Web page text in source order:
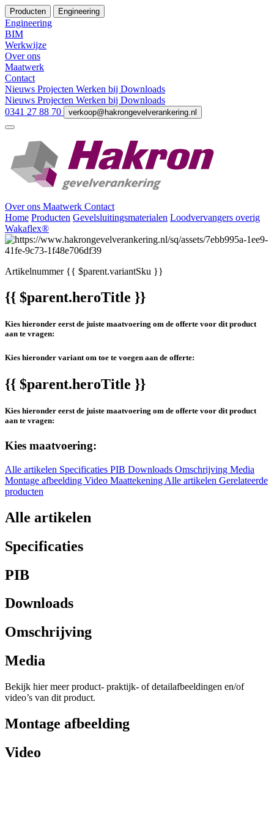
Producten Engineering
Engineering
BIM
Werkwijze
Over ons
Maatwerk
Contact
Nieuws Projecten Werken bij Downloads
Nieuws Projecten Werken bij Downloads
0341 27 88 70
verkoop@hakrongevelverankering.nl
Over ons Maatwerk Contact
Home Producten Gevelsluitingsmaterialen Loodvervangers overig
Wakaflex®
Artikelnummer{{ $parent.variantSku }}
{{ $parent.heroTitle }}
Kies hieronder eerst de juiste maatvoering om de offerte voor dit product
aan te vragen:
Kies hieronder variant om toe te voegen aan de offerte:
{{ $parent.heroTitle }}
Kies hieronder eerst de juiste maatvoering om de offerte voor dit product
aan te vragen:
Kies maatvoering:
Alle artikelen Specificaties PIB Downloads Omschrijving Media
Montage afbeelding Video Maattekening Alle artikelen Gerelateerde
producten
Alle artikelen
Specificaties
PIB
Downloads
Omschrijving
Media
Bekijk hier meer product- praktijk- of detailafbeeldingen en/of
video’s van dit product.
Montage afbeelding
Video